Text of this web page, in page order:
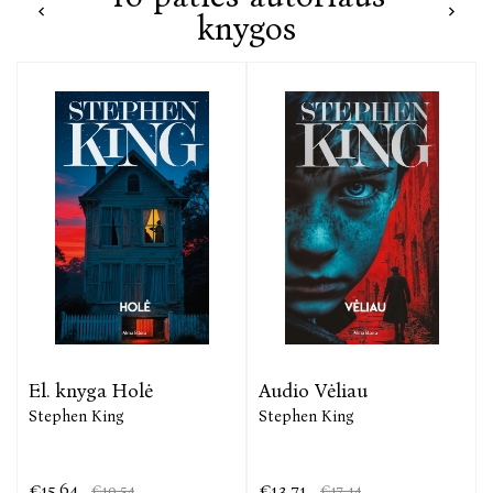
knygos
El. knyga Holė
Stephen King
€15,64
Audio Vėliau
Stephen King
€13,71